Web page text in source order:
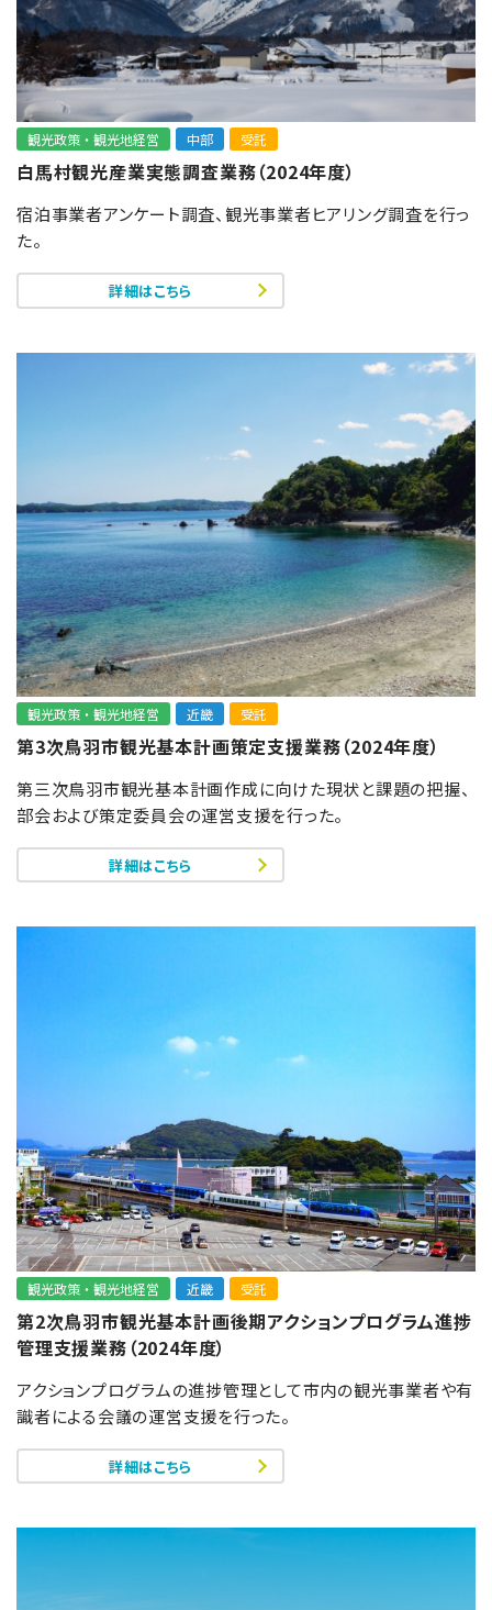
観光政策・観光地経営 中部 受託
白馬村観光産業実態調査業務（2024年度）
宿泊事業者アンケート調査、観光事業者ヒアリング調査を行っ
た。
詳細はこちら
観光政策・観光地経営 近畿 受託
第3次鳥羽市観光基本計画策定支援業務（2024年度）
第三次鳥羽市観光基本計画作成に向けた現状と課題の把握、
部会および策定委員会の運営支援を行った。
詳細はこちら
観光政策・観光地経営 近畿 受託
第2次鳥羽市観光基本計画後期アクションプログラム進捗
管理支援業務（2024年度）
アクションプログラムの進捗管理として市内の観光事業者や有
識者による会議の運営支援を行った。
詳細はこちら